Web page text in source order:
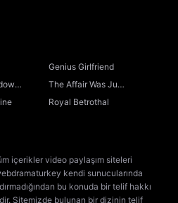
Genius Girlfriend
The Affair Was Just
the Beginning
Royal Betrothal
içerikler video paylaşım siteleri
kendi sunucularında
bu konuda bir telif hakkı
Sitemizde bulunan bir dizinin telif